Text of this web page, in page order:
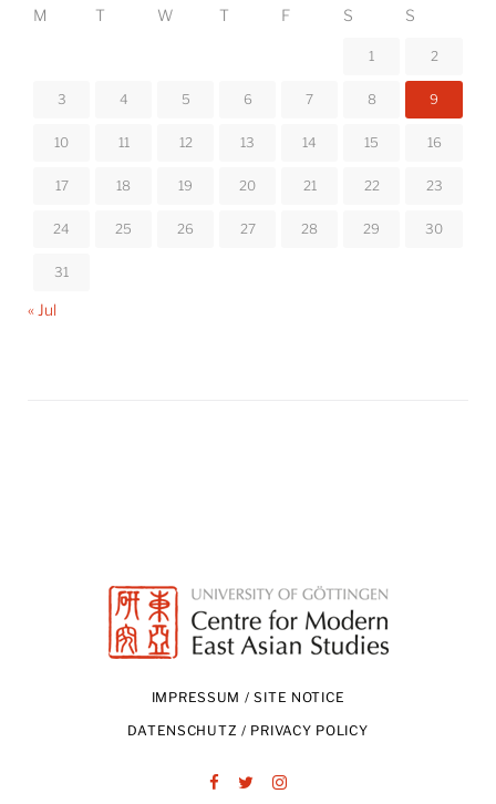
M T W T F S S
1 2
3 4 5 6 7 8 9
10 11 12 13 14 15 16
17 18 19 20 21 22 23
24 25 26 27 28 29 30
31
« Jul
IMPRESSUM / SITE NOTICE
DATENSCHUTZ / PRIVACY POLICY